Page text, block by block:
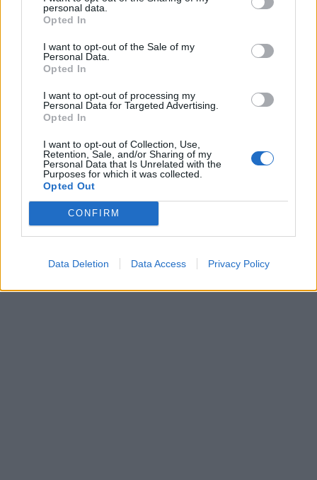
personal data.
Opted In
I want to opt-out of the Sale of my
Personal Data.
Opted In
I want to opt-out of processing my
Personal Data for Targeted Advertising.
Opted In
I want to opt-out of Collection, Use,
Retention, Sale, and/or Sharing of my
Personal Data that Is Unrelated with the
Purposes for which it was collected.
Opted Out
CONFIRM
Data Deletion Data Access Privacy Policy